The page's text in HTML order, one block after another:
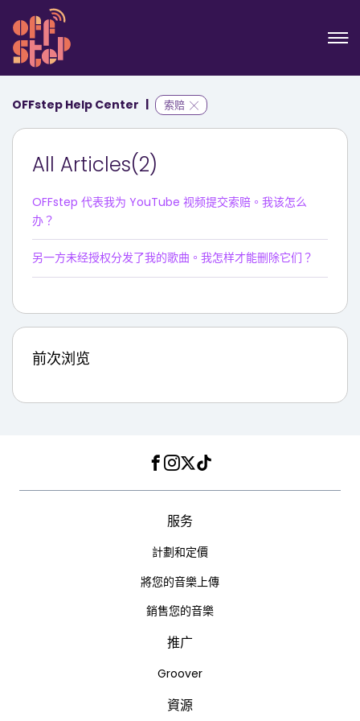
OFFstep Help Center 索赔
All Articles(2)
OFFstep 代表我为 YouTube 视频提交索赔。我该怎么
办？
另一方未经授权分发了我的歌曲。我怎样才能删除它们？
前次浏览
Facebook
Instagram
Twitter
TikTok
服务
計劃和定價
將您的音樂上傳
銷售您的音樂
推广
Groover
資源